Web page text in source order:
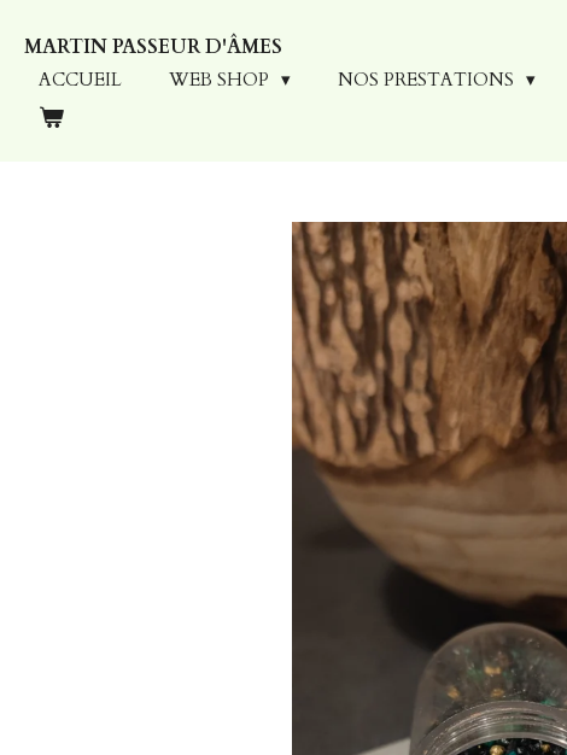
au
contenu
principal
MARTIN PASSEUR D'ÂMES
ACCUEIL WEB SHOP NOS PRESTATIONS